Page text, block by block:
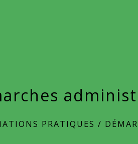
PRATIQUES /